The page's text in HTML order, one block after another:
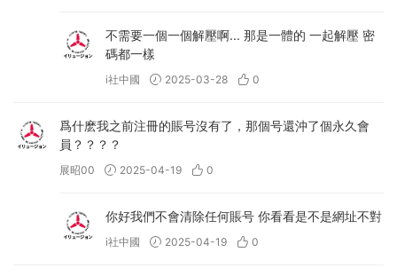
不需要一個一個解壓啊... 那是一體的 一起解壓 密
碼都一樣
i社中國 2025-03-28 0
爲什麽我之前注冊的賬号沒有了，那個号還沖了個永久會
員？？？？
展昭00 2025-04-19 0
你好我們不會清除任何賬号 你看看是不是網址不對
i社中國 2025-04-19 0